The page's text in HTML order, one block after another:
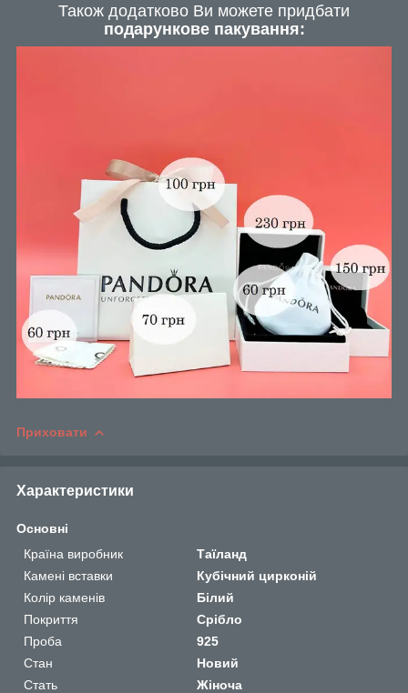
Також додатково Ви можете придбати
подарункове пакування:
Приховати
Характеристики
Основні
Країна виробник
Таїланд
Камені вставки
Кубічний цирконій
Колір каменів
Білий
Покриття
Срібло
Проба
925
Стан
Новий
Стать
Жіноча